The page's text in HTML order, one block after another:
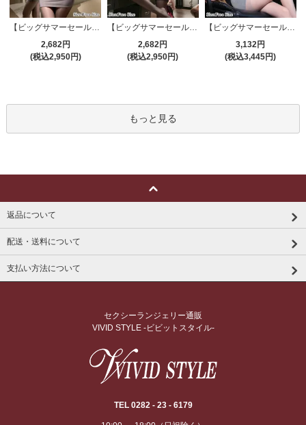
【ビッグサマーセール対象品】セクシーコスプレ(SEXYCOSPLAY) 4421
2,682円
(税込2,950円)
【ビッグサマーセール対象品】セクシーコスプレ(SEXYCOSPLAY) 4191
2,682円
(税込2,950円)
【ビッグサマーセール対象品】セクシーコスプレ(SEXYCOSPLAY) 4173
3,132円
(税込3,445円)
もっと見る
返品について
配送・送料について
支払い方法について
セクシーランジェリー通販
VIVID STYLE -ビビットスタイル-
TEL 0282 - 23 - 6179